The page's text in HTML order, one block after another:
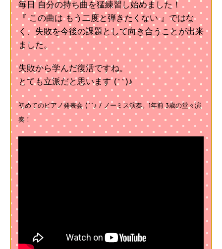
毎日 自分の持ち曲を猛練習し始めました！
『 この曲は もう二度と弾きたくない 』ではな
く、失敗を今後の課題として向き合う ことが出来
ました。
失敗から学んだ復活ですね。
とても立派だと思います (^^)♪
初めてのピアノ発表会 (^^♪ / ノーミス演奏。1年前 3歳の堂々演
奏！